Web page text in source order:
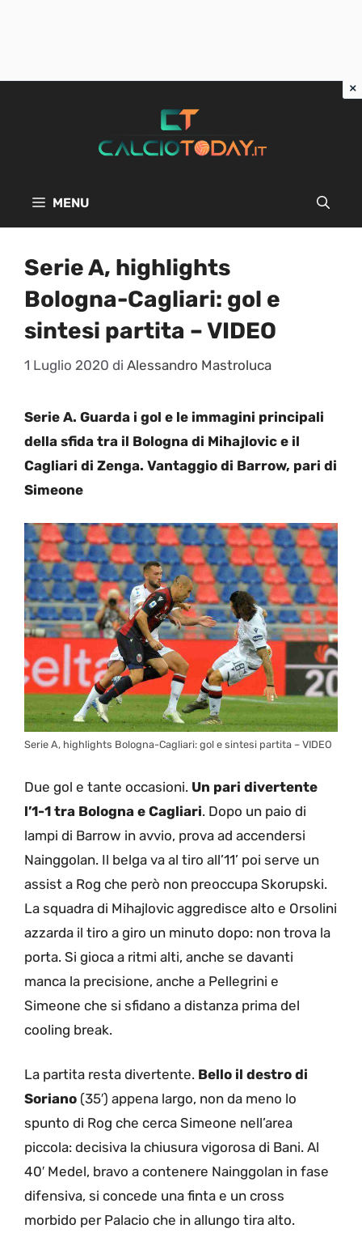
MENU
Serie A, highlights
Bologna-Cagliari: gol e
sintesi partita – VIDEO
1 Luglio 2020 di Alessandro Mastroluca
Serie A. Guarda i gol e le immagini principali
della sfida tra il Bologna di Mihajlovic e il
Cagliari di Zenga. Vantaggio di Barrow, pari di
Simeone
Serie A, highlights Bologna-Cagliari: gol e sintesi partita – VIDEO
Due gol e tante occasioni. Un pari divertente
l’1-1 tra Bologna e Cagliari. Dopo un paio di
lampi di Barrow in avvio, prova ad accendersi
Nainggolan. Il belga va al tiro all’11’ poi serve un
assist a Rog che però non preoccupa Skorupski.
La squadra di Mihajlovic aggredisce alto e Orsolini
azzarda il tiro a giro un minuto dopo: non trova la
porta. Si gioca a ritmi alti, anche se davanti
manca la precisione, anche a Pellegrini e
Simeone che si sfidano a distanza prima del
cooling break.
La partita resta divertente. Bello il destro di
Soriano (35′) appena largo, non da meno lo
spunto di Rog che cerca Simeone nell’area
piccola: decisiva la chiusura vigorosa di Bani. Al
40′ Medel, bravo a contenere Nainggolan in fase
difensiva, si concede una finta e un cross
morbido per Palacio che in allungo tira alto.